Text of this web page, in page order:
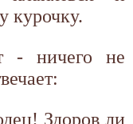
курочку.
- ничего не
Здоров ли